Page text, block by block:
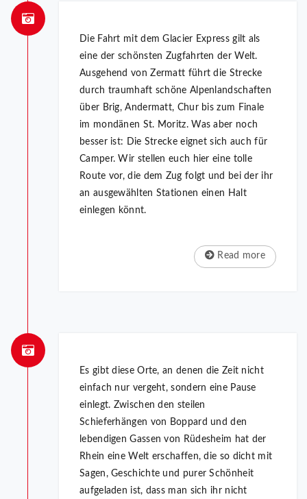
Die Fahrt mit dem Glacier Express gilt als
eine der schönsten Zugfahrten der Welt.
Ausgehend von Zermatt führt die Strecke
durch traumhaft schöne Alpenlandschaften
über Brig, Andermatt, Chur bis zum Finale
im mondänen St. Moritz. Was aber noch
besser ist: Die Strecke eignet sich auch für
Camper. Wir stellen euch hier eine tolle
Route vor, die dem Zug folgt und bei der ihr
an ausgewählten Stationen einen Halt
einlegen könnt.
Read more
Es gibt diese Orte, an denen die Zeit nicht
einfach nur vergeht, sondern eine Pause
einlegt. Zwischen den steilen
Schieferhängen von Boppard und den
lebendigen Gassen von Rüdesheim hat der
Rhein eine Welt erschaffen, die so dicht mit
Sagen, Geschichte und purer Schönheit
aufgeladen ist, dass man sich ihr nicht